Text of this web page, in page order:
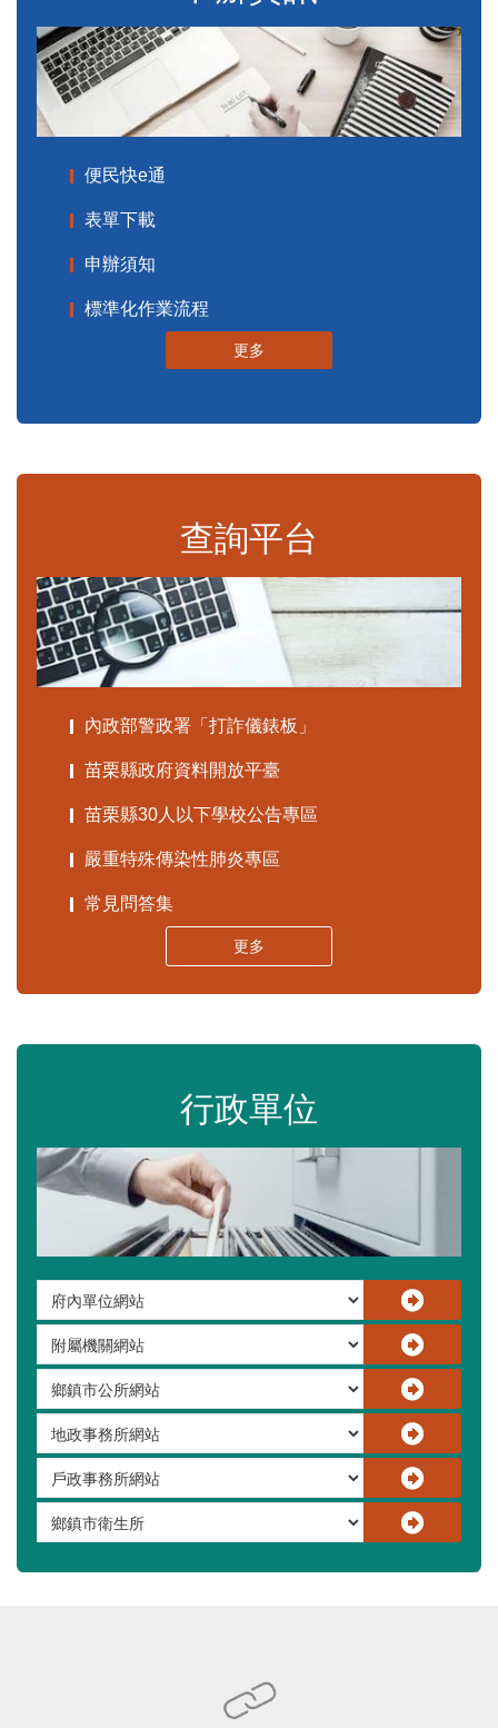
便民快e通
表單下載
申辦須知
標準化作業流程
更多
查詢平台
內政部警政署「打詐儀錶板」
苗栗縣政府資料開放平臺
苗栗縣30人以下學校公告專區
嚴重特殊傳染性肺炎專區
常見問答集
更多
行政單位